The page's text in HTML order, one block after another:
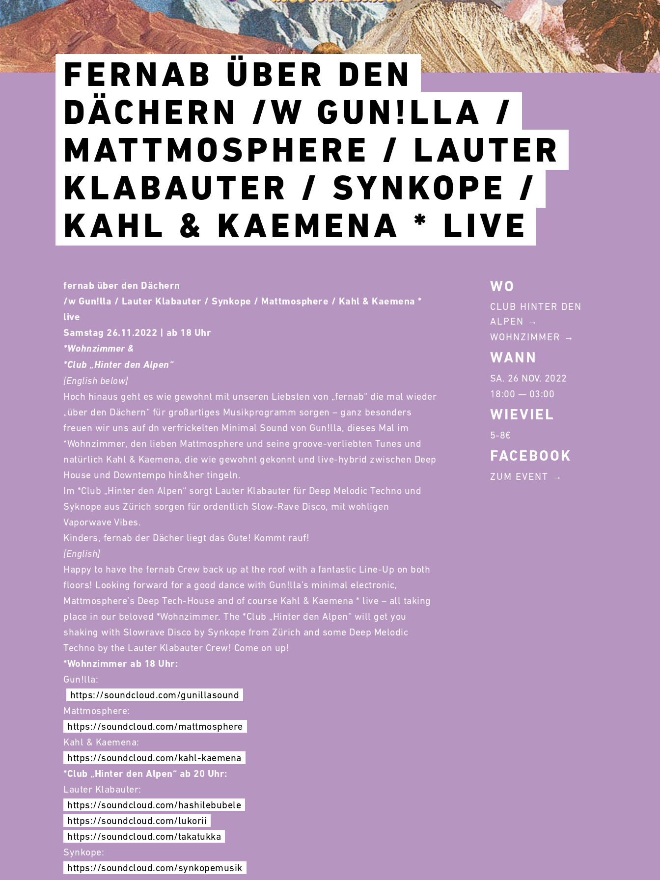
FERNAB ÜBER DEN
DÄCHERN /W GUN!LLA /
MATTMOSPHERE / LAUTER
KLABAUTER / SYNKOPE /
KAHL & KAEMENA * LIVE
fernab über den Dächern
/w Gun!lla / Lauter Klabauter / Synkope / Mattmosphere / Kahl & Kaemena *
live
Samstag 26.11.2022 | ab 18 Uhr
*Wohnzimmer &
*Club „Hinter den Alpen“
[English below]
Hoch hinaus geht es wie gewohnt mit unseren Liebsten von „fernab“ die mal wieder
„über den Dächern“ für großartiges Musikprogramm sorgen – ganz besonders
freuen wir uns auf dn verfrickelten Minimal Sound von Gun!lla, dieses Mal im
*Wohnzimmer, den lieben Mattmosphere und seine groove-verliebten Tunes und
natürlich Kahl & Kaemena, die wie gewohnt gekonnt und live-hybrid zwischen Deep
House und Downtempo hin&her tingeln.
Im *Club „Hinter den Alpen“ sorgt Lauter Klabauter für Deep Melodic Techno und
Syknope aus Zürich sorgen für ordentlich Slow-Rave Disco, mit wohligen
Vaporwave Vibes.
Kinders, fernab der Dächer liegt das Gute! Kommt rauf!
[English]
Happy to have the fernab Crew back up at the roof with a fantastic Line-Up on both
floors! Looking forward for a good dance with Gun!lla’s minimal electronic,
Mattmosphere’s Deep Tech-House and of course Kahl & Kaemena * live – all taking
place in our beloved *Wohnzimmer. The *Club „Hinter den Alpen“ will get you
shaking with Slowrave Disco by Synkope from Zürich and some Deep Melodic
Techno by the Lauter Klabauter Crew! Come on up!
*Wohnzimmer ab 18 Uhr:
Gun!lla:
https://soundcloud.com/gunillasound
Mattmosphere:
https://soundcloud.com/mattmosphere
Kahl & Kaemena:
https://soundcloud.com/kahl-kaemena
*Club „Hinter den Alpen“ ab 20 Uhr:
Lauter Klabauter:
https://soundcloud.com/hashilebubele
https://soundcloud.com/lukorii
https://soundcloud.com/takatukka
Synkope:
https://soundcloud.com/synkopemusik
WO
CLUB HINTER DEN
ALPEN
WOHNZIMMER
WANN
SA. 26 NOV. 2022
18:00 — 03:00
WIEVIEL
5-8€
FACEBOOK
ZUM EVENT